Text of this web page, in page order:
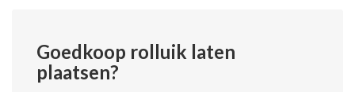
Goedkoop rolluik laten
plaatsen?